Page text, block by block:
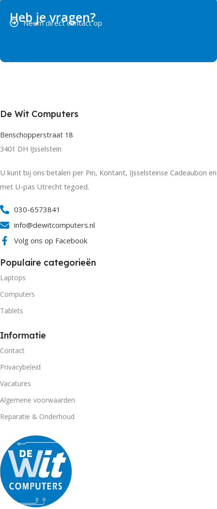
Heb je vragen?
Neem direct contact op
De Wit Computers
Benschopperstraat 18
3401 DH IJsselstein
U kunt bij ons betalen per Pin, Kontant, IJsselsteinse Cadeaubon en
met U-pas Utrecht tegoed.
030-6573841
info@dewitcomputers.nl
Volg ons op Facebook
Populaire categorieën
Laptops
Computers
Tablets
Informatie
Contact
Privacybeleid
Vacatures
Algemene voorwaarden
Reparatie & Onderhoud